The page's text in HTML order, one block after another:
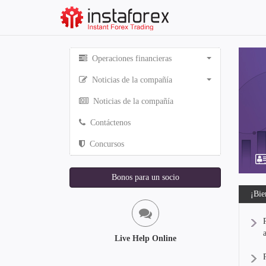
Operaciones financieras
Noticias de la compañía
Noticias de la compañía
Contáctenos
Concursos
Bonos para un socio
Live Help Online